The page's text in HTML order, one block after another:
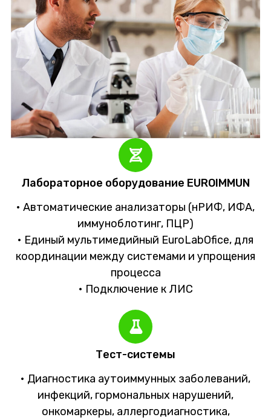
Лабораторное оборудование EUROIMMUN
• Автоматические анализаторы (нРИФ, ИФА,
иммуноблотинг, ПЦР)
• Единый мультимедийный EuroLabOfice, для
координации между системами и упрощения
процесса
• Подключение к ЛИС
Тест-системы
• Диагностика аутоиммунных заболеваний,
инфекций, гормональных нарушений,
онкомаркеры, аллергодиагностика,